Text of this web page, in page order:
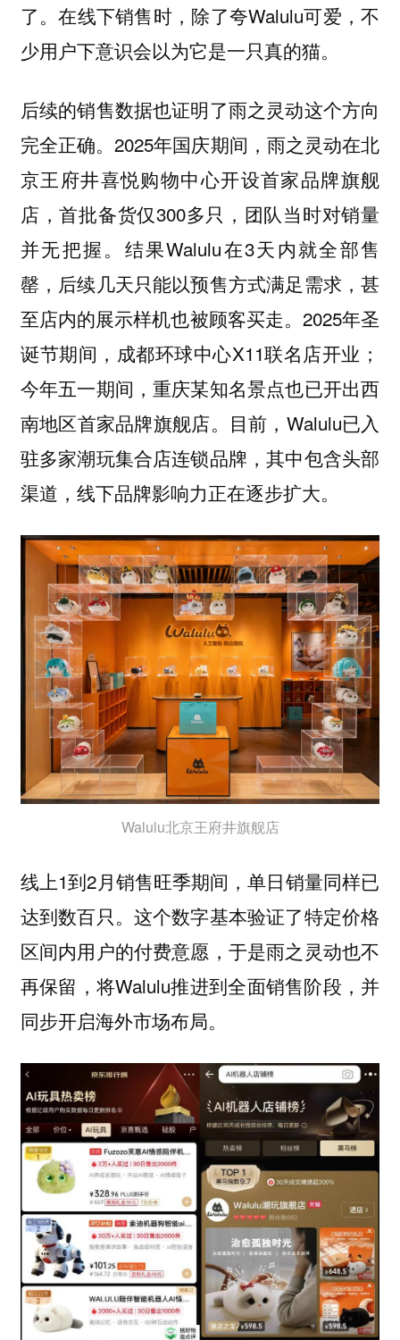
了。在线下销售时，除了夸Walulu可爱，不
少用户下意识会以为它是一只真的猫。
后续的销售数据也证明了雨之灵动这个方向
完全正确。2025年国庆期间，雨之灵动在北
京王府井喜悦购物中心开设首家品牌旗舰
店，首批备货仅300多只，团队当时对销量
并无把握。结果Walulu在3天内就全部售
罄，后续几天只能以预售方式满足需求，甚
至店内的展示样机也被顾客买走。2025年圣
诞节期间，成都环球中心X11联名店开业；
今年五一期间，重庆某知名景点也已开出西
南地区首家品牌旗舰店。目前，Walulu已入
驻多家潮玩集合店连锁品牌，其中包含头部
渠道，线下品牌影响力正在逐步扩大。
Walulu北京王府井旗舰店
线上1到2月销售旺季期间，单日销量同样已
达到数百只。这个数字基本验证了特定价格
区间内用户的付费意愿，于是雨之灵动也不
再保留，将Walulu推进到全面销售阶段，并
同步开启海外市场布局。